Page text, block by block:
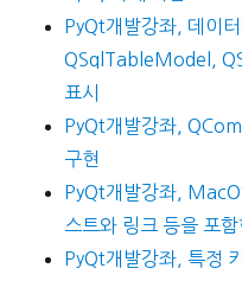
PyQt개발강좌, 데이
QSqlTableModel,
표시
PyQt개발강좌,
구현
PyQt개발강좌,
스트와 링크 등을 포
PyQt개발강좌, 특정